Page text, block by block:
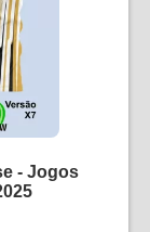
- Jogos